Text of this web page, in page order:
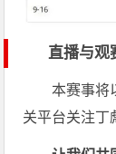
直播与观
本赛事将
关平台关注丁